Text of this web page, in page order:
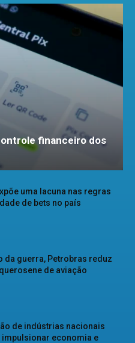
financeiro dos
uma lacuna nas regras
de bets no país
da guerra, Petrobras reduz
de aviação
de indústrias nacionais
economia e